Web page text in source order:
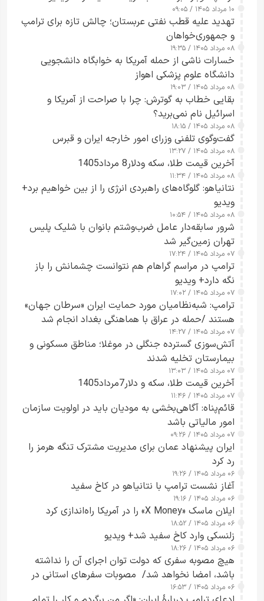
۱۰ مرداد ۱۴۰۵ / ۰۹:۰۵
تهدید علیه قطب نفتی عربستان؛ چالش تازه برای ترامپ
و جمهوری‌خواهان
۰۸ مرداد ۱۴۰۵ / ۱۹:۳۵
خسارات ناشی از حمله آمریکا به خوابگاه دانشجویی
دانشگاه علوم پزشکی اهواز
۰۸ مرداد ۱۴۰۵ / ۱۹:۰۳
بقایی خطاب به گوترش: چرا با صراحت از آمریکا و
اسرائیل نام نمی‌برید؟
۰۸ مرداد ۱۴۰۵ / ۱۸:۱۵
گفت‌وگوی تلفنی وزرای امور خارجه ایران و قبرس
۰۸ مرداد ۱۴۰۵ / ۱۳:۲۷
آخرین قیمت طلا، سکه ودلار8 مرداد1405
۰۸ مرداد ۱۴۰۵ / ۱۱:۳۴
نتانیاهو: گلوگاه‌های راهبردی انرژی را از بین خواهیم برد+
ویدیو
۰۸ مرداد ۱۴۰۵ / ۱۰:۵۴
شرور سابقه‌دار عامل ضرب‌وشتم بانوان با شلیک پلیس
تهران زمین‌گیر شد
۰۷ مرداد ۱۴۰۵ / ۱۷:۲۴
ترامپ در مراسم گراهام هم نتوانست چشمانش را باز
نگه دارد+ ویدیو
۰۷ مرداد ۱۴۰۵ / ۱۷:۰۲
ترامپ: شبه‌نظامیان مورد حمایت ایران «سرطان جهان»
هستند /حمله در عراق با هماهنگی بغداد انجام شد
۰۷ مرداد ۱۴۰۵ / ۱۴:۲۷
آتش‌سوزی گسترده جنگلی در موغلا؛ مناطق مسکونی و
بیمارستان تخلیه شدند
۰۷ مرداد ۱۴۰۵ / ۱۳:۰۳
آخرین قیمت طلا، سکه و دلار7مرداد1405
۰۷ مرداد ۱۴۰۵ / ۱۱:۴۶
قائم‌پناه: آگاهی‌بخشی به مودیان باید در اولویت سازمان
امور مالیاتی باشد
۰۷ مرداد ۱۴۰۵ / ۰۹:۲۶
ایران پیشنهاد عمان برای مدیریت مشترک تنگه هرمز را
رد کرد
۰۶ مرداد ۱۴۰۵ / ۱۹:۲۶
آغاز نشست ترامپ با نتانیاهو در کاخ سفید
۰۶ مرداد ۱۴۰۵ / ۱۹:۱۶
ایلان ماسک «X Money» را در آمریکا راه‌اندازی کرد
۰۶ مرداد ۱۴۰۵ / ۱۸:۵۲
زلنسکی وارد کاخ سفید شد+ ویدیو
۰۶ مرداد ۱۴۰۵ / ۱۸:۲۶
هیچ مصوبه سفری که دولت توان اجرای آن را نداشته
باشد، امضا نخواهد شد/ مصوبات سفرهای استانی در
چارچوب قانون بودجه است+ عکس
۰۶ مرداد ۱۴۰۵ / ۱۶:۵۳